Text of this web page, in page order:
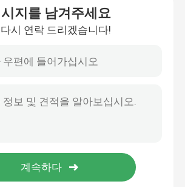
지를 남겨주세요
시 연락 드리겠습니다!